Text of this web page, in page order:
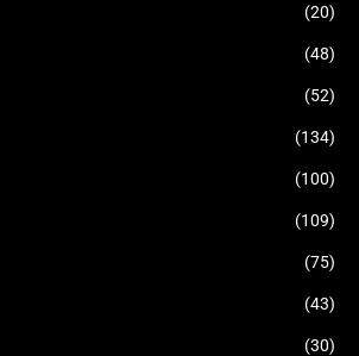
(20)
(48)
(52)
(134)
(100)
(109)
(75)
(43)
(30)